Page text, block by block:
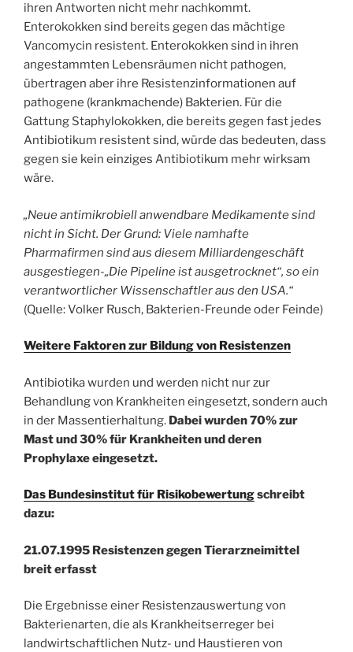
ihren Antworten nicht mehr nachkommt.
Enterokokken sind bereits gegen das mächtige
Vancomycin resistent. Enterokokken sind in ihren
angestammten Lebensräumen nicht pathogen,
übertragen aber ihre Resistenzinformationen auf
pathogene (krankmachende) Bakterien. Für die
Gattung Staphylokokken, die bereits gegen fast jedes
Antibiotikum resistent sind, würde das bedeuten, dass
gegen sie kein einziges Antibiotikum mehr wirksam
wäre.
„Neue antimikrobiell anwendbare Medikamente sind
nicht in Sicht. Der Grund: Viele namhafte
Pharmafirmen sind aus diesem Milliardengeschäft
ausgestiegen-„Die Pipeline ist ausgetrocknet“, so ein
verantwortlicher Wissenschaftler aus den USA.“
(Quelle: Volker Rusch, Bakterien-Freunde oder Feinde)
Weitere Faktoren zur Bildung von Resistenzen
Antibiotika wurden und werden nicht nur zur
Behandlung von Krankheiten eingesetzt, sondern auch
in der Massentierhaltung. Dabei wurden 70% zur
Mast und 30% für Krankheiten und deren
Prophylaxe eingesetzt.
Das Bundesinstitut für Risikobewertungschreibt
dazu:
21.07.1995 Resistenzen gegen Tierarzneimittel
breit erfasst
Die Ergebnisse einer Resistenzauswertung von
Bakterienarten, die als Krankheitserreger bei
landwirtschaftlichen Nutz- und Haustieren von